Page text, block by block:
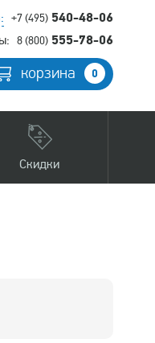
+7 (495) 540-48-06
8 (800) 555-78-06
корзина 0
Скидки